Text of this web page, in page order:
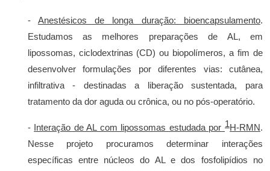
- Anestésicos de longa duração: bioencapsulamento.
Estudamos as melhores preparações de AL, em
lipossomas, ciclodextrinas (CD) ou biopolímeros, a fim de
desenvolver formulações por diferentes vias: cutânea,
infiltrativa - destinadas a liberação sustentada, para
tratamento da dor aguda ou crônica, ou no pós-operatório.
- Interação de AL com lipossomas estudada por1H-RMN.
Nesse projeto procuramos determinar interações
específicas entre núcleos do AL e dos fosfolipídios no